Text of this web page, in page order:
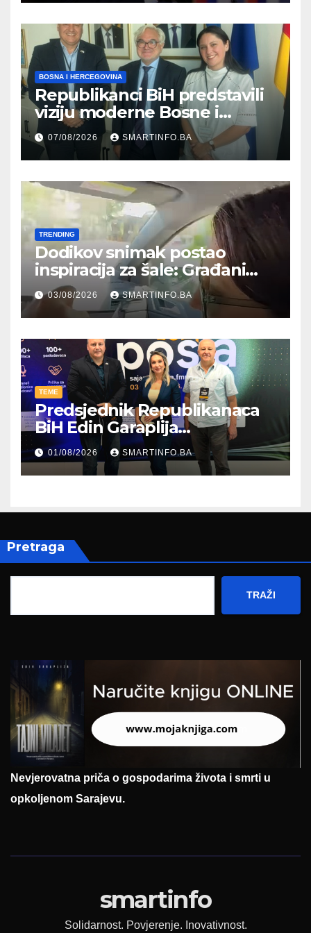
građanima
BOSNA I HERCEGOVINA
Republikanci BiH predstavili
viziju moderne Bosne i
Hercegovine ambasadoru
Njemačke
07/08/2026 SMARTINFO.BA
TRENDING
Dodikov snimak postao
inspiracija za šale: Građani
kroz parodiju poslali poruku
03/08/2026 SMARTINFO.BA
TEME
Predsjednik Republikanaca
BiH Edin Garaplija
prisustvovao prezentaciji
Federalnog sajma
zapošljavanja
01/08/2026 SMARTINFO.BA
Pretraga
TRAŽI
Nevjerovatna priča o gospodarima života i smrti u
opkoljenom Sarajevu.
smartinfo
Solidarnost. Povjerenje. Inovativnost.